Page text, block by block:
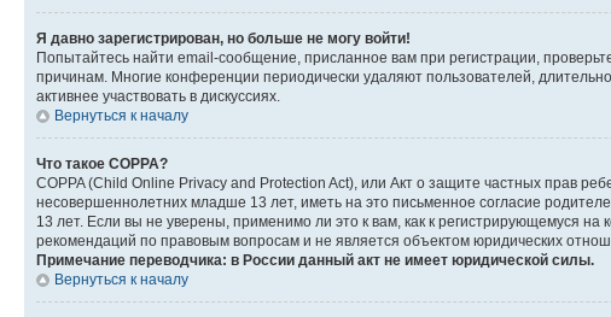
Я давно зарегистрирован, но больше не могу войти!
Попытайтесь найти email-сообщение, присланное вам при регистрации,
причинам. Многие конференции периодически удаляют пользователей,
активнее участвовать в дискуссиях.
Вернуться к началу
Что такое COPPA?
COPPA (Child Online Privacy and Protection Act), или Акт о защите частных прав
несовершеннолетних младше 13 лет, иметь на это письменное согласие
13 лет. Если вы не уверены, применимо ли это к вам, как к регистрирующемуся
рекомендаций по правовым вопросам и не является объектом юридических
Примечание переводчика: в России данный акт не имеет юридической силы.
Вернуться к началу